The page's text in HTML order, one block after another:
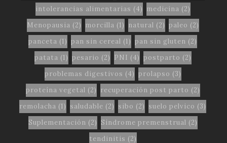
intolerancias alimentarias (4) medicina (2)
Menopausia (2) morcilla (1) natural (2) paleo (2)
panceta (1) pan sin cereal (1) pan sin gluten (2)
patata (1) pesario (2) PNI (4) postparto (2)
problemas digestivos (4) prolapso (3)
proteína vegetal (2) recuperación post parto (2)
remolacha (1) saludable (2) sibo (2) suelo pelvico (3)
Suplementación (2) Síndrome premenstrual (2)
tendinitis (2)